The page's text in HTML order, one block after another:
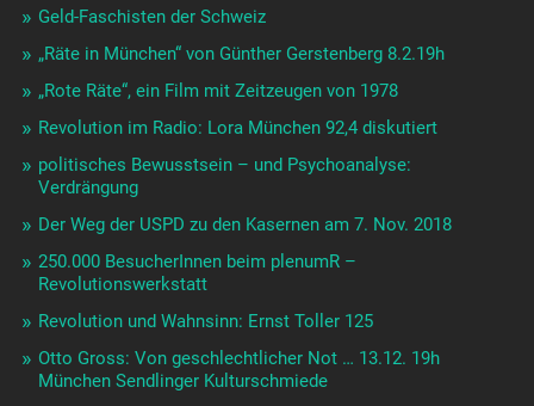
Geld-Faschisten der Schweiz
„Räte in München“ von Günther Gerstenberg 8.2.19h
„Rote Räte“, ein Film mit Zeitzeugen von 1978
Revolution im Radio: Lora München 92,4 diskutiert
politisches Bewusstsein – und Psychoanalyse:
Verdrängung
Der Weg der USPD zu den Kasernen am 7. Nov. 2018
250.000 BesucherInnen beim plenumR –
Revolutionswerkstatt
Revolution und Wahnsinn: Ernst Toller 125
Otto Gross: Von geschlechtlicher Not … 13.12. 19h
München Sendlinger Kulturschmiede